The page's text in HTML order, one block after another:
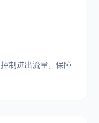
制进出流量，保障